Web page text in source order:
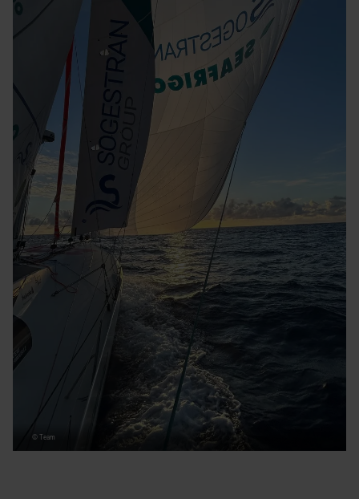
© Team